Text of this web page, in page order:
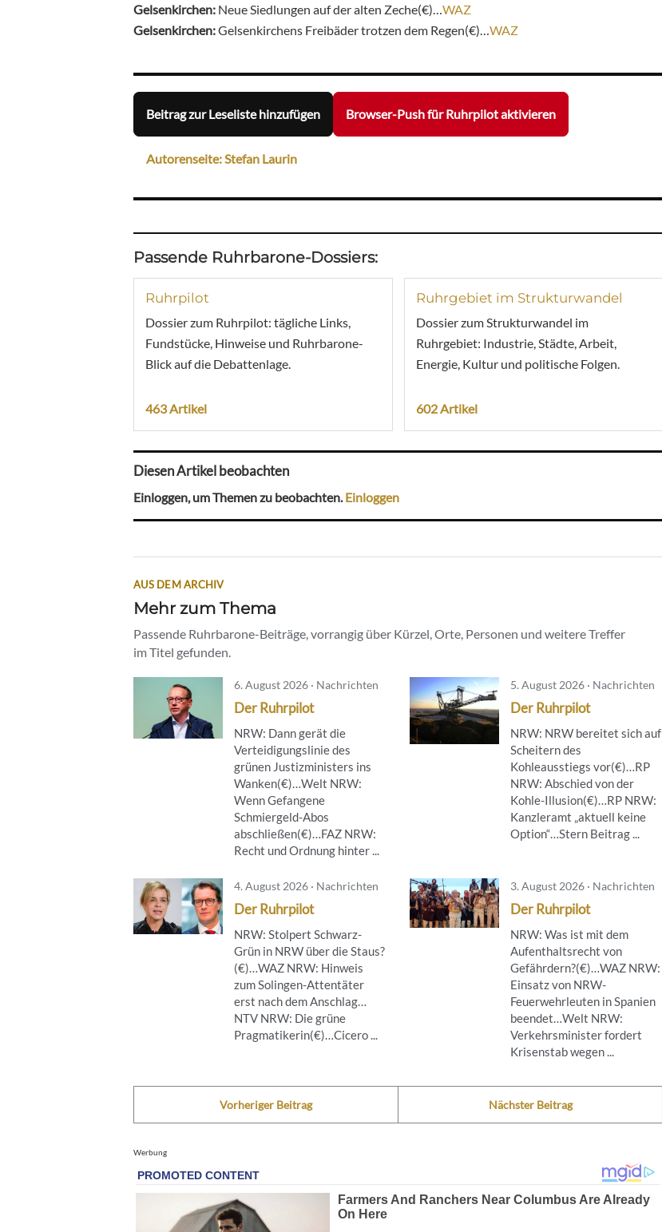
Gelsenkirchen: Neue Siedlungen auf der alten Zeche(€)… WAZ
Gelsenkirchen:Gelsenkirchens Freibäder trotzen dem Regen(€)… WAZ
Beitrag zur Leseliste hinzufügen Browser-Push für Ruhrpilot aktivieren
Autorenseite: Stefan Laurin
Passende Ruhrbarone-Dossiers:
Ruhrpilot
Dossier zum Ruhrpilot: tägliche Links,
Fundstücke, Hinweise und Ruhrbarone-
Blick auf die Debattenlage.
463 Artikel
Ruhrgebiet im Strukturwandel
Dossier zum Strukturwandel im
Ruhrgebiet: Industrie, Städte, Arbeit,
Energie, Kultur und politische Folgen.
602 Artikel
Diesen Artikel beobachten
Einloggen, um Themen zu beobachten.Einloggen
AUS DEM ARCHIV
Mehr zum Thema
Passende Ruhrbarone-Beiträge, vorrangig über Kürzel, Orte, Personen und weitere Treffer
im Titel gefunden.
6. August 2026 · Nachrichten
Der Ruhrpilot
NRW: Dann gerät die
Verteidigungslinie des
grünen Justizministers ins
Wanken(€)…Welt NRW:
Wenn Gefangene
Schmiergeld-Abos
abschließen(€)…FAZ NRW:
Recht und Ordnung hinter ...
5. August 2026 · Nachrichten
Der Ruhrpilot
NRW: NRW bereitet sich auf
Scheitern des
Kohleausstiegs vor(€)…RP
NRW: Abschied von der
Kohle-Illusion(€)…RP NRW:
Kanzleramt „aktuell keine
Option“…Stern Beitrag ...
4. August 2026 · Nachrichten
Der Ruhrpilot
NRW: Stolpert Schwarz-
Grün in NRW über die Staus?
(€)…WAZ NRW: Hinweis
zum Solingen-Attentäter
erst nach dem Anschlag…
NTV NRW: Die grüne
Pragmatikerin(€)…Cicero ...
3. August 2026 · Nachrichten
Der Ruhrpilot
NRW: Was ist mit dem
Aufenthaltsrecht von
Gefährdern?(€)…WAZ NRW:
Einsatz von NRW-
Feuerwehrleuten in Spanien
beendet…Welt NRW:
Verkehrsminister fordert
Krisenstab wegen ...
Vorheriger Beitrag Nächster Beitrag
Werbung